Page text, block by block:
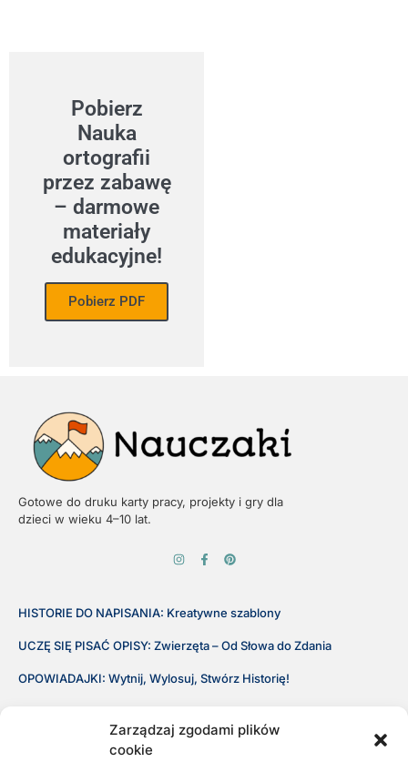
Zarządzaj zgodami plików
cookie
Pobierz
Nauka
ortografii
przez zabawę
– darmowe
materiały
edukacyjne!
Pobierz PDF
Gotowe do druku karty pracy, projekty i gry dla
dzieci w wieku 4–10 lat.
HISTORIE DO NAPISANIA: Kreatywne szablony
UCZĘ SIĘ PISAĆ OPISY: Zwierzęta – Od Słowa do Zdania
OPOWIADAJKI: Wytnij, Wylosuj, Stwórz Historię!
Polityka Prywatności